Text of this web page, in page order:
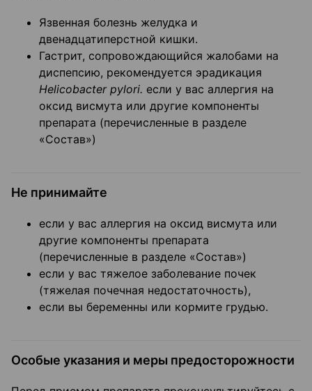
Язвенная болезнь желудка и
двенадцатиперстной кишки.
Гастрит, сопровождающийся жалобами на
диспепсию, рекомендуется эрадикация
Helicobacter pylori. если у вас аллергия на
оксид висмута или другие компоненты
препарата (перечисленные в разделе
«Состав»)
Не принимайте
если у вас аллергия на оксид висмута или
другие компоненты препарата
(перечисленные в разделе «Состав»)
если у вас тяжелое заболевание почек
(тяжелая почечная недостаточность),
если вы беременны или кормите грудью.
Особые указания и меры предосторожности